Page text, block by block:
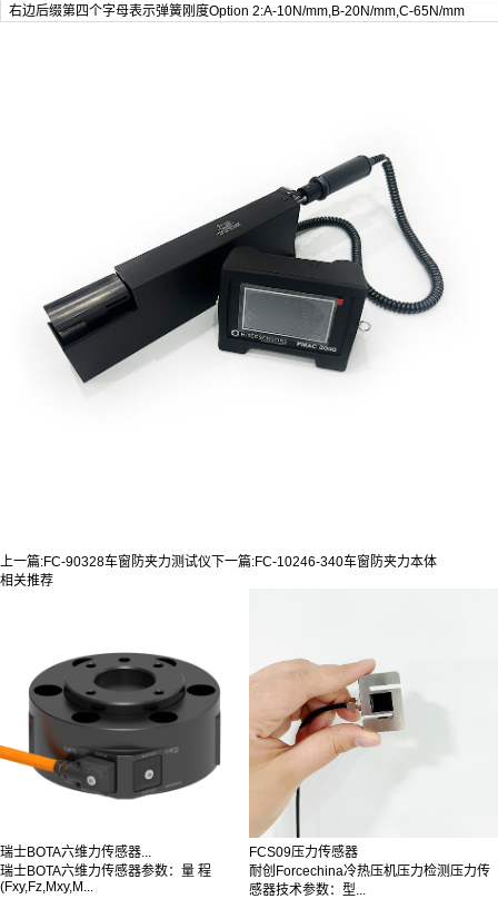
右边后缀第四个字母表示弹簧刚度Option 2:A-10N/mm,B-20N/mm,C-65N/mm
上一篇:FC-90328车窗防夹力测试仪 下一篇:FC-10246-340车窗防夹力本体
相关推荐
瑞士BOTA六维力传感器...
瑞士BOTA六维力传感器参数：量 程
(Fxy,Fz,Mxy,M...
FCS09压力传感器
耐创Forcechina冷热压机压力检测压力传
感器技术参数：型...